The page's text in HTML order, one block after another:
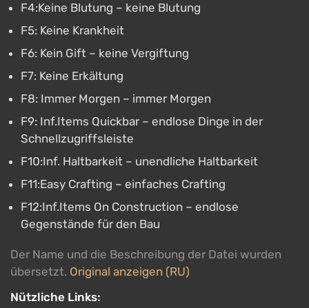
F4:Keine Blutung – keine Blutung
F5: Keine Krankheit
F6: Kein Gift – keine Vergiftung
F7: Keine Erkältung
F8: Immer Morgen – immer Morgen
F9: Inf.Items Quickbar – endlose Dinge in der
Schnellzugriffsleiste
F10:Inf. Haltbarkeit – unendliche Haltbarkeit
F11:Easy Crafting – einfaches Crafting
F12:Inf.Items On Construction – endlose
Gegenstände für den Bau
Der Name und die Beschreibung der Datei wurden
übersetzt. Original anzeigen (RU)
Nützliche Links: